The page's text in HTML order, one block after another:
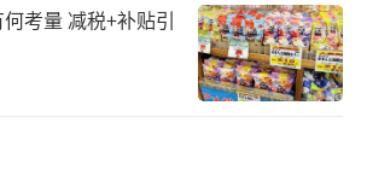
考量 减税+补贴引